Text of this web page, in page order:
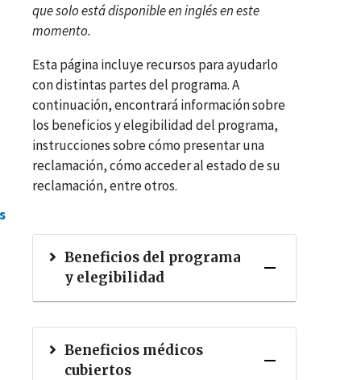
que solo está disponible en inglés en este
momento.
Esta página incluye recursos para ayudarlo
con distintas partes del programa. A
continuación, encontrará información sobre
los beneficios y elegibilidad del programa,
instrucciones sobre cómo presentar una
reclamación, cómo acceder al estado de su
reclamación, entre otros.
Beneficios del programa
y elegibilidad
Beneficios médicos
cubiertos